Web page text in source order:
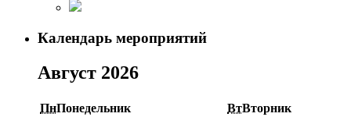
Календарь мероприятий
Август 2026
ПнПонедельник ВтВторник